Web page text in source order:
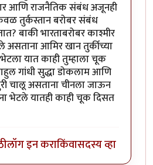
आणि राजनैतिक संबंध अजूनही
तुर्कस्तान बरोबर संबंध
बाकी भारताबरोबर काश्मीर
आमिर खान तुर्कीच्या
भेटला यात काही तुम्हाला चूक
गांधी सुद्धा डोकलाम आणि
चालू असताना चीनला जाऊन
भेटले यातही काही चूक दिसत
लॉग इन कराकिंवासदस्य व्हा